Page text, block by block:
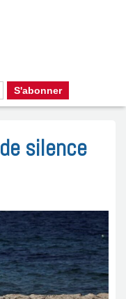
silence